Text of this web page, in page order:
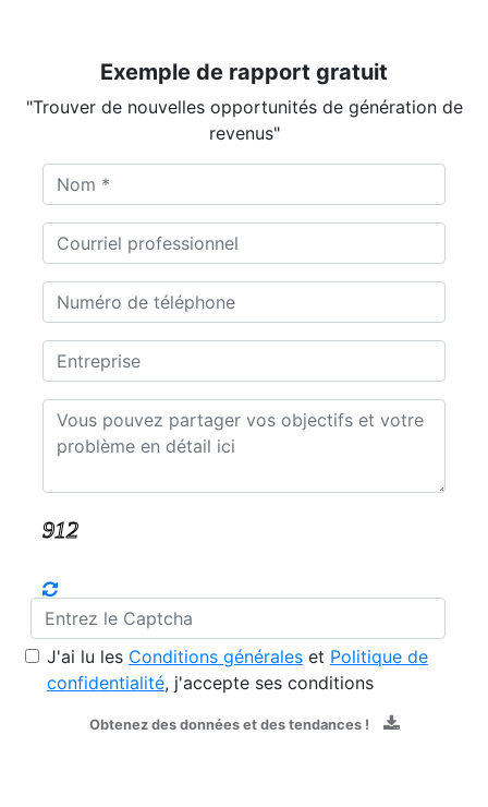
Exemple de rapport gratuit
"Trouver de nouvelles opportunités de génération de
revenus"
J'ai lu les Conditions générales et Politique de
confidentialité, j'accepte ses conditions
Obtenez des données et des tendances !